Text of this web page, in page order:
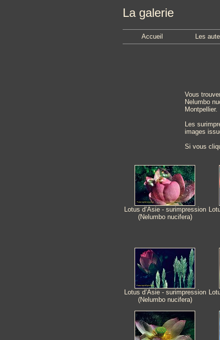
La galerie
Accueil Les
Vous
Nelumbo
Montpellier.
Les
images
Si vous
Lotus d’Asie - surimpression
(Nelumbo nucifera)
Lotus d’Asie - surimpression
(Nelumbo nucifera)